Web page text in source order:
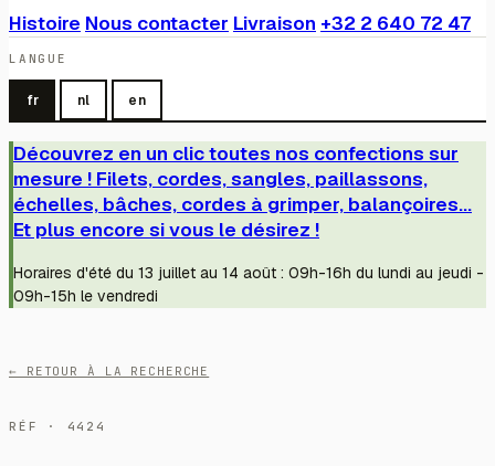
Histoire Nous contacter Livraison +32 2 640 72 47
LANGUE
fr nl en
Découvrez en un clic toutes nos confections sur
mesure ! Filets, cordes, sangles, paillassons,
échelles, bâches, cordes à grimper, balançoires...
Et plus encore si vous le désirez !
Horaires d'été du 13 juillet au 14 août : 09h-16h du lundi au jeudi -
09h-15h le vendredi
← RETOUR À LA RECHERCHE
RÉF · 4424